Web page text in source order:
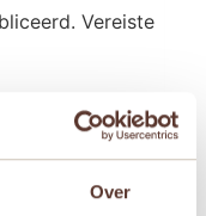
Over
Vereiste